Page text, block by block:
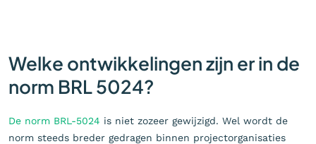
Welke ontwikkelingen zijn er in de
norm BRL 5024?
De norm BRL-5024 is niet zozeer gewijzigd. Wel wordt de
norm steeds breder gedragen binnen projectorganisaties